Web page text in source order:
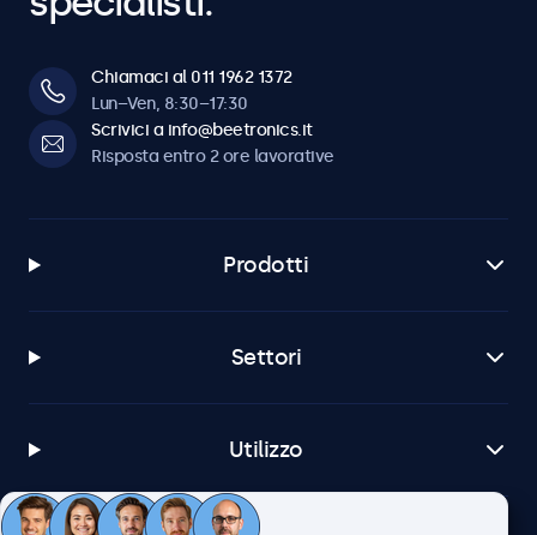
Chiamaci al 011 1962 1372
Lun–Ven, 8:30–17:30
Scrivici a info@beetronics.it
Risposta entro 2 ore lavorative
Prodotti
Settori
Utilizzo